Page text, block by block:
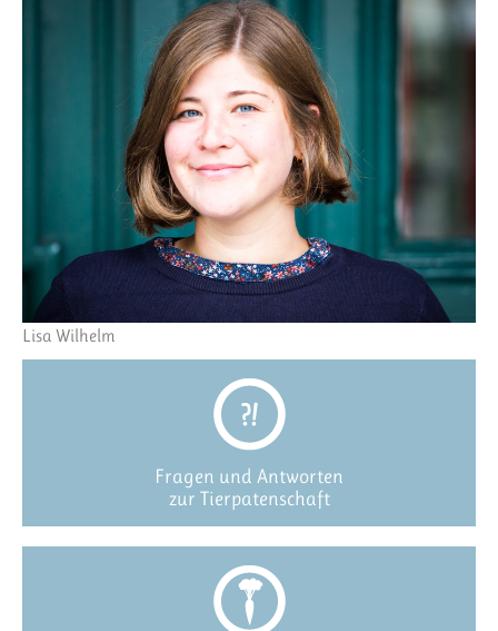
Lisa Wilhelm
Fragen und Antworten
zur Tierpatenschaft